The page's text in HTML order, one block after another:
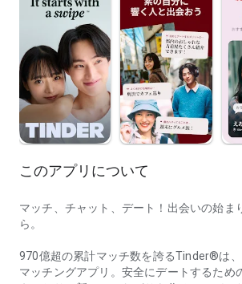
このアプリについて
マッチ、チャット、デート！出会いの始ま
ら。
970億超の累計マッチ数を誇るTinder®は
マッチングアプリ。安全にデートするため